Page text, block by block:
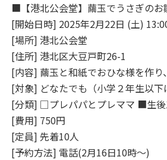
■【港北公会堂】繭玉でうさぎのお
[開始日時] 2025年2月22日 (土)
[場所] 港北公会堂
[住所] 港北区大豆戸町26-1
[内容] 繭玉と和紙でおひな様を作り
[対象] どなたでも（小学２年生以下
[分類] □プレパパとプレママ ■生
[費用] 750円
[定員] 先着10人
[予約方法] 電話(2月16日10時～)